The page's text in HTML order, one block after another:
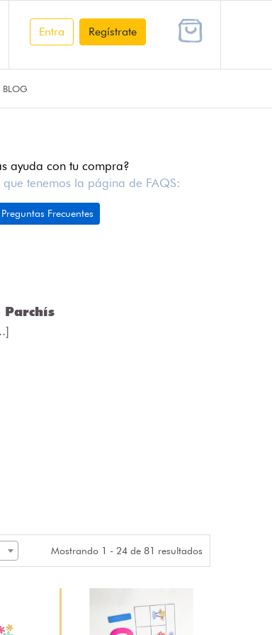
Entra Regístrate
BLOG
ayuda con tu compra?
que tenemos la página de FAQS:
Preguntas Frecuentes
Parchís
Mostrando 1 - 24 de 81 resultados